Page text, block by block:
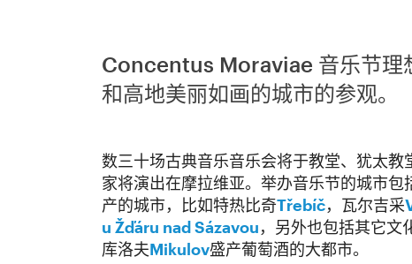
Concentus Moraviae 音乐节理
和高地美丽如画的城市的参观。
数三十场古典音乐音乐会将于教堂、犹太
家将演出在摩拉维亚。举办音乐节的城市包
产的城市，比如特热比奇Třebíč，瓦尔吉采
u Žďáru nad Sázavou，另外也包括其它文
库洛夫Mikulov盛产葡萄酒的大都市。